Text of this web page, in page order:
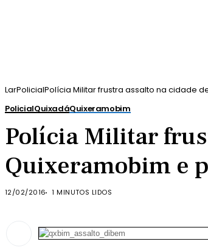
LarPolicialPolícia Militar frustra assalto na cidade
PolicialQuixadáQuixeramobim
Polícia Militar
Quixeramobim e
12/02/2016 1 MINUTOS LIDOS